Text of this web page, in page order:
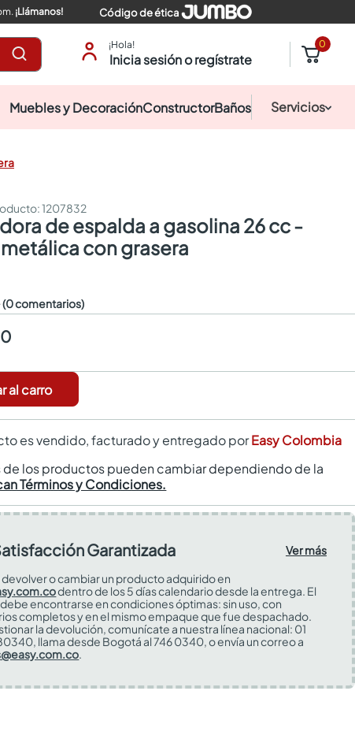
¡Llámanos! Código de ética
¡Hola!
Inicia sesión o regístrate
0
Muebles y DecoraciónConstructorBaños Servicios
:1207832
con grasera
(0 comentarios)
al carro
es vendido, facturado y entregado porEasy Colombia
de los productos pueden cambiar dependiendo de la
Términos y Condiciones.
Garantizada
Ver más
o cambiar un producto adquirido en
dentro de los 5 días calendario desde la entrega. El
encontrarse en condiciones óptimas: sin uso, con
completos y en el mismo empaque que fue despachado.
la devolución, comunícate a nuestra línea nacional: 01
llama desde Bogotá al 746 0340, o envía un correo a
.